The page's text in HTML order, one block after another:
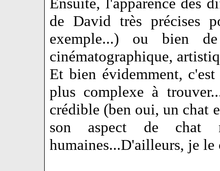
de David très précises
exemple...) ou bien
cinématographique,
Et bien évidemment,
plus complexe à
crédible (ben oui, un chat
son aspect de chat
humaines...D'ailleurs, je le